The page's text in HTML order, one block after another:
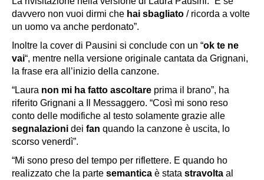
davvero non vuoi dirmi che hai sbagliato / ricorda a volte
un uomo va anche perdonato”.
Inoltre la cover di Pausini si conclude con un “ok te ne
vai“, mentre nella versione originale cantata da Grignani,
la frase era all’inizio della canzone.
“Laura non mi ha fatto ascoltare prima il brano”, ha
riferito Grignani a
Il Messaggero. “Così mi sono reso
conto delle modifiche al testo solamente grazie alle
segnalazioni dei fan quando la canzone è uscita, lo
scorso venerdì”.
“Mi sono preso del tempo per riflettere. E quando ho
realizzato che la parte semantica è stata stravolta al